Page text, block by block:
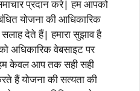
प्रदान करे| हम आपको
योजना की आधिकारिक
देते हैं| हमारा सुझाव है
अधिकारिक वेबसाइट पर
केवल आप तक सही सही
हैं योजना की सत्यता की